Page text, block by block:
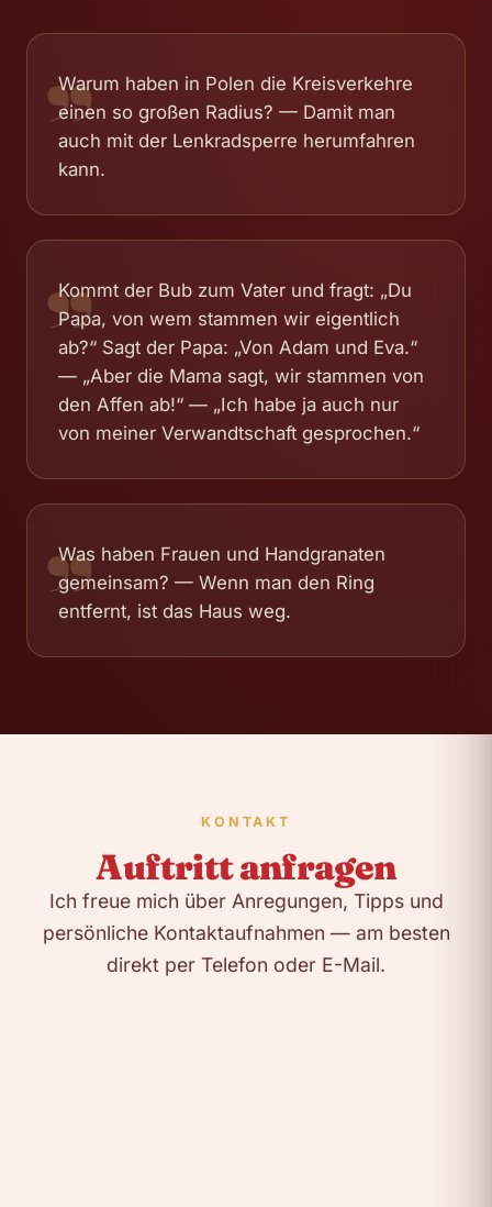
„
Warum haben in Polen die Kreisverkehre
einen so großen Radius? — Damit man
auch mit der Lenkradsperre herumfahren
kann.
„
Kommt der Bub zum Vater und fragt: „Du
Papa, von wem stammen wir eigentlich
ab?“ Sagt der Papa: „Von Adam und Eva.“
— „Aber die Mama sagt, wir stammen von
den Affen ab!“ — „Ich habe ja auch nur
von meiner Verwandtschaft gesprochen.“
„
Was haben Frauen und Handgranaten
gemeinsam? — Wenn man den Ring
entfernt, ist das Haus weg.
KONTAKT
Auftritt anfragen
Ich freue mich über Anregungen, Tipps und
persönliche Kontaktaufnahmen — am besten
direkt per Telefon oder E-Mail.